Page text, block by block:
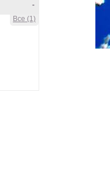
-
Все (1)